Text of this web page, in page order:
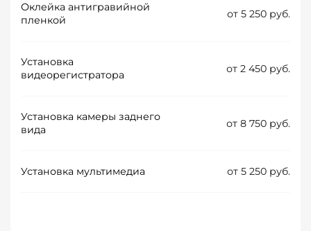
Оклейка антигравийной
пленкой
от 5 250 руб.
Установка
видеорегистратора
от 2 450 руб.
Установка камеры заднего
вида
от 8 750 руб.
Установка мультимедиа от 5 250 руб.